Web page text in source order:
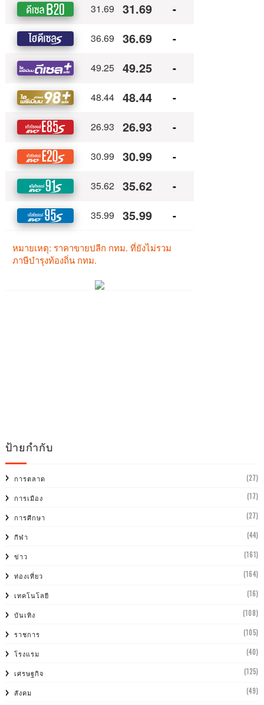
ป้ายกำกับ
การตลาด (27)
การเมือง (17)
การศีกษา (27)
กีฬา (44)
ข่าว (161)
ท่องเที่ยว (164)
เทคโนโลยี (16)
บันเทิง (108)
ราชการ (105)
โรงแรม (40)
เศรษฐกิจ (125)
สังคม (49)